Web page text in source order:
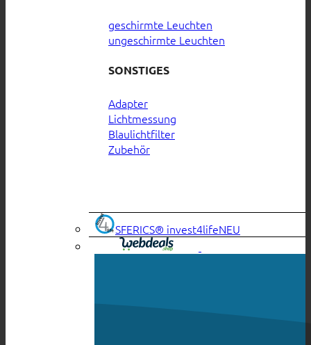
geschirmte Leuchten
ungeschirmte Leuchten
SONSTIGES
Adapter
Lichtmessung
Blaulichtfilter
Zubehör
SFERICS® invest4life